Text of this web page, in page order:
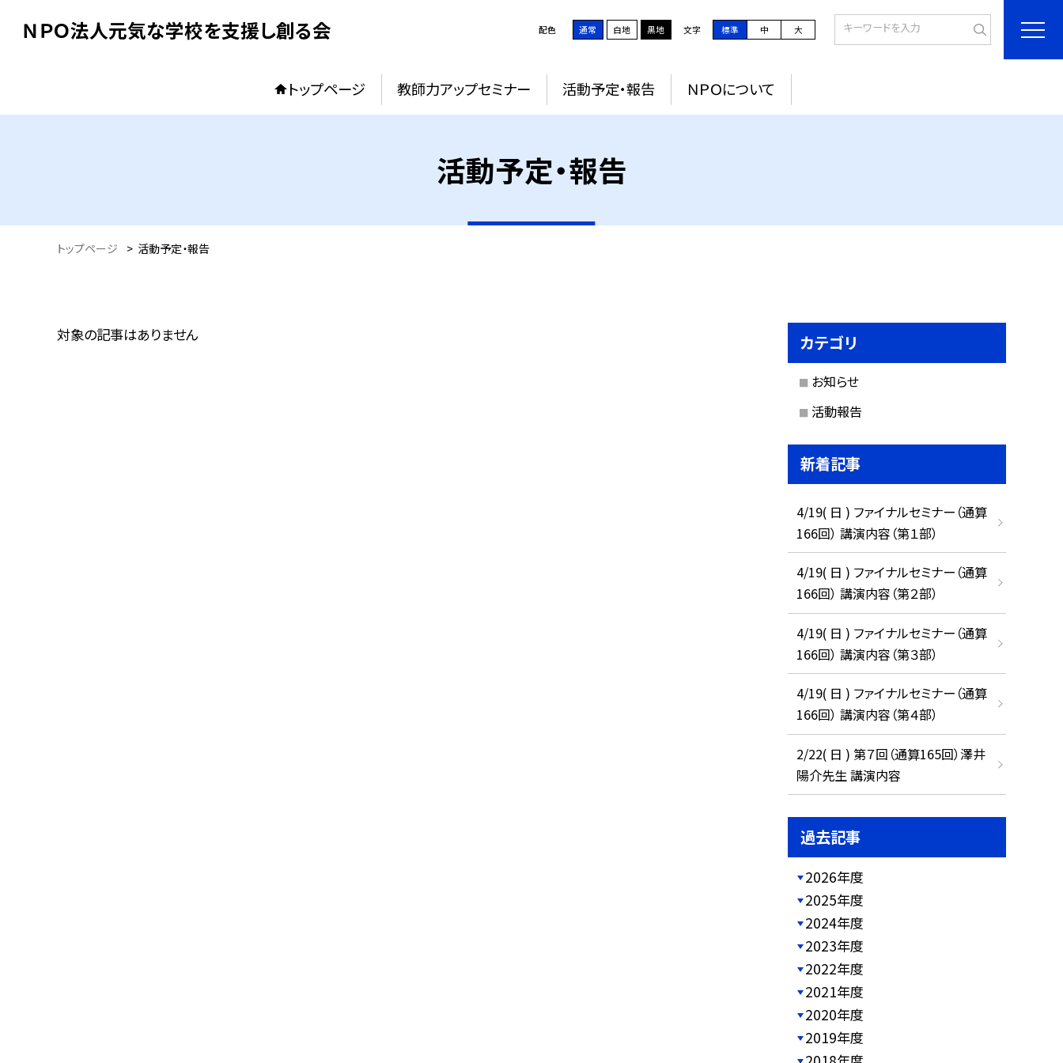
ＮＰＯ法人元気な学校を支援し創る会 配色 通常 白地 黒地 文字 標準 中 大
トップページ 教師力アップセミナー 活動予定・報告 ＮＰＯについて
活動予定・報告
トップページ > 活動予定・報告
対象の記事はありません カテゴリ
お知らせ
活動報告
新着記事
4/19( 日 ) ファイナルセミナー（通算
166回） 講演内容（第１部）
4/19( 日 ) ファイナルセミナー（通算
166回） 講演内容（第２部）
4/19( 日 ) ファイナルセミナー（通算
166回） 講演内容（第３部）
4/19( 日 ) ファイナルセミナー（通算
166回） 講演内容（第４部）
2/22( 日 ) 第７回（通算165回）澤井
陽介先生 講演内容
過去記事
2026年度
2025年度
2024年度
2023年度
2022年度
2021年度
2020年度
2019年度